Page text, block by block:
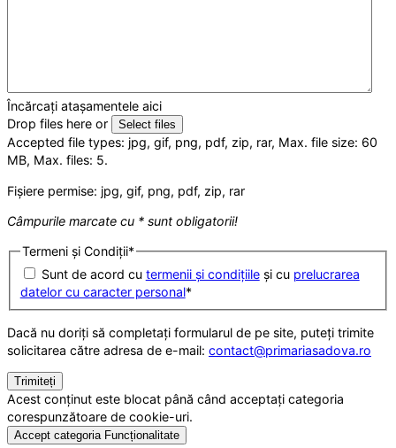
Încărcați atașamentele aici
Drop files here or
Select files
Accepted file types: jpg, gif, png, pdf, zip, rar, Max. file size: 60
MB, Max. files: 5.
Fișiere permise: jpg, gif, png, pdf, zip, rar
Câmpurile marcate cu * sunt obligatorii!
Termeni și Condiții*
Sunt de acord cu termenii și condițiileși cu prelucrarea
datelor cu caracter personal*
Dacă nu doriți să completați formularul de pe site, puteți trimite
solicitarea către adresa de e-mail: contact@primariasadova.ro
Acest conținut este blocat până când acceptați categoria
corespunzătoare de cookie-uri.
Accept categoria Funcționalitate